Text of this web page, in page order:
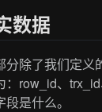
数据
分除了我们定义
：row_id、
是什么。